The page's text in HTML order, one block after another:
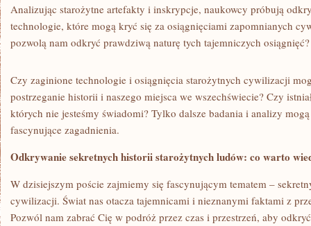
Analizując starożytne artefakty i inskrypcje, naukowcy próbują⁢
technologie, które ⁤mogą kryć ⁢się⁣ za osiągnięciami zapomnianych
pozwolą nam ‍odkryć ‌prawdziwą ⁢naturę tych tajemniczych osiągnięć?
Czy ‌zaginione technologie i osiągnięcia⁣ starożytnych cywilizacji
postrzeganie​ historii i⁣ naszego miejsca we wszechświecie? Czy
których nie ⁢jesteśmy świadomi? Tylko dalsze‍ badania‌ i analizy
fascynujące zagadnienia.
Odkrywanie ⁣sekretnych​ historii starożytnych ludów:​ co⁣ warto
W dzisiejszym poście zajmiemy się fascynującym tematem –
cywilizacji. Świat⁤ nas otacza ⁣tajemnicami i‍ nieznanymi ‌faktami z‍
Pozwól nam⁤ zabrać Cię w ⁣podróż przez czas i przestrzeń, aby